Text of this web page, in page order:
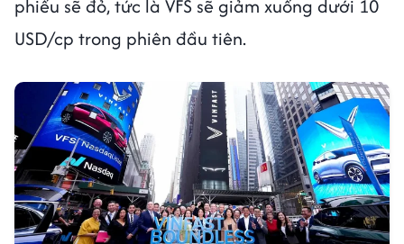
phiếu sẽ đỏ, tức là VFS sẽ giảm xuống dưới 10
USD/cp trong phiên đầu tiên.